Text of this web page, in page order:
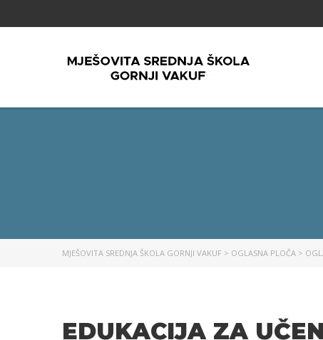
MJEŠOVITA SREDNJA ŠKOLA GORNJI VAKUF > OGLASNA PLOČA >
EDUKACIJA ZA